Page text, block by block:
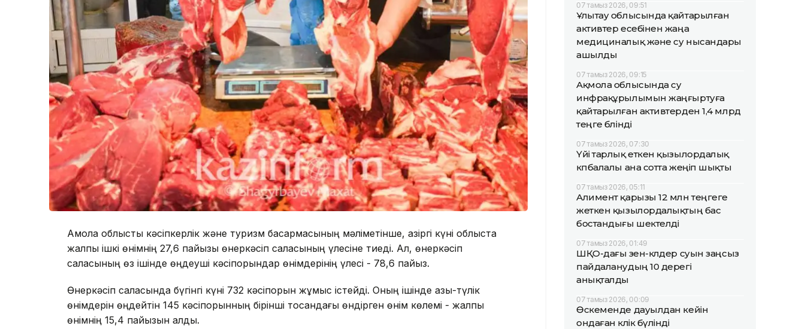
Ақмола облыстық кәсіпкерлік және туризм басқармасының мәліметінше, қазіргі күні облыста
жалпы ішкі өнімнің 27,6 пайызы өнеркәсіп саласының үлесіне тиеді. Ал, өнеркәсіп
саласының өз ішінде өңдеуші кәсіпорындар өнімдерінің үлесі - 78,6 пайыз.
Өнеркәсіп саласында бүгінгі күні 732 кәсіпорын жұмыс істейді. Оның ішінде азық-түлік
өнімдерін өңдейтін 145 кәсіпорынның бірінші тоқсандағы өндірген өнім көлемі - жалпы
өнімнің 15,4 пайызын алды.
07 тамыз 2026, 09:51
Ұлытау облысында қайтарылған
активтер есебінен жаңа
медициналық және су нысандары
ашылды
07 тамыз 2026, 09:15
Ақмола облысында су
инфрақұрылымын жаңғыртуға
қайтарылған активтерден 1,4 млрд
теңге бөлінді
07 тамыз 2026, 07:30
Үйі тарлық еткен қызылордалық
көпбалалы ана сотта жеңіп шықты
07 тамыз 2026, 05:11
Алимент қарызы 12 млн теңгеге
жеткен қызылордалықтың бас
бостандығы шектелді
07 тамыз 2026, 01:49
ШҚО-дағы өзен-көлдер суын заңсыз
пайдаланудың 10 дерегі
анықталды
07 тамыз 2026, 00:09
Өскеменде дауылдан кейін
ондаған көлік бүлінді